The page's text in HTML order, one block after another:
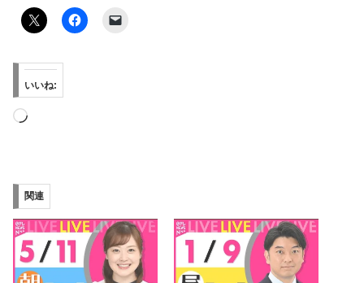
いいね:
読
み
中…
関連